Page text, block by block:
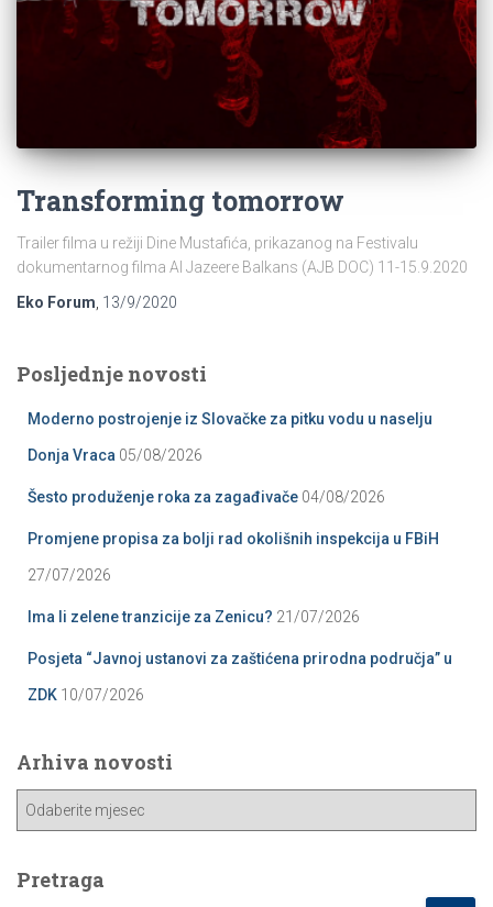
Transforming tomorrow
Trailer filma u režiji Dine Mustafića, prikazanog na Festivalu
dokumentarnog filma Al Jazeere Balkans (AJB DOC) 11-15.9.2020
Eko Forum, 13/9/2020
Posljednje novosti
Moderno postrojenje iz Slovačke za pitku vodu u naselju
Donja Vraca 05/08/2026
Šesto produženje roka za zagađivače 04/08/2026
Promjene propisa za bolji rad okolišnih inspekcija u FBiH
27/07/2026
Ima li zelene tranzicije za Zenicu? 21/07/2026
Posjeta “Javnoj ustanovi za zaštićena prirodna područja” u
ZDK 10/07/2026
Arhiva novosti
iPretraga